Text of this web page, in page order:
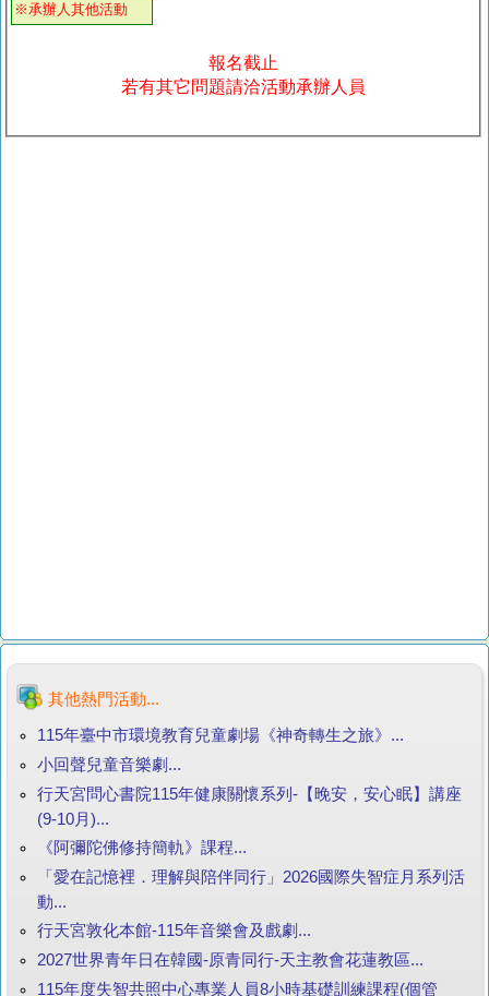
※承辦人其他活動
報名截止
若有其它問題請洽活動承辦人員
其他熱門活動...
115年臺中市環境教育兒童劇場《神奇轉生之旅》...
小回聲兒童音樂劇...
行天宮問心書院115年健康關懷系列-【晚安，安心眠】講座
(9-10月)...
《阿彌陀佛修持簡軌》課程...
「愛在記憶裡．理解與陪伴同行」2026國際失智症月系列活
動...
行天宮敦化本館-115年音樂會及戲劇...
2027世界青年日在韓國-原青同行-天主教會花蓮教區...
115年度失智共照中心專業人員8小時基礎訓練課程(個管